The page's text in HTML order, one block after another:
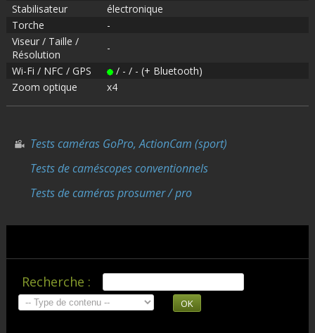
Stabilisateur
électronique
Torche
-
Viseur / Taille /
Résolution
-
Wi-Fi / NFC / GPS
/ - / - (+ Bluetooth)
Zoom optique
x4
Tests caméras GoPro, ActionCam (sport)
Tests de caméscopes conventionnels
Tests de caméras prosumer / pro
Recherche :
OK